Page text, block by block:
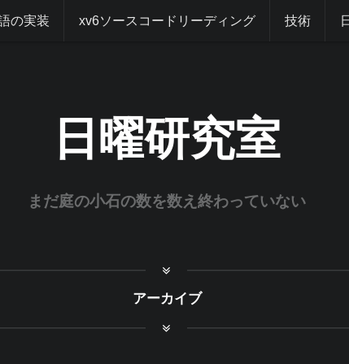
の実装 xv6ソースコードリーディング 技術
日曜研究室
まだ庭の小石の数を数え終わっていない
アーカイブ